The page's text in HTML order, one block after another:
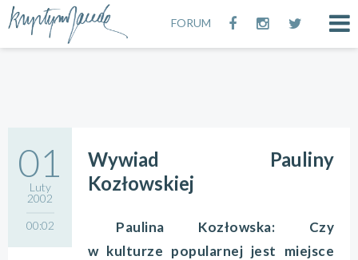
FORUM
01
Luty
2002
00:02
Wywiad Pauliny
Kozłowskiej
Paulina Kozłowska: Czy
w kulturze popularnej jest miejsce